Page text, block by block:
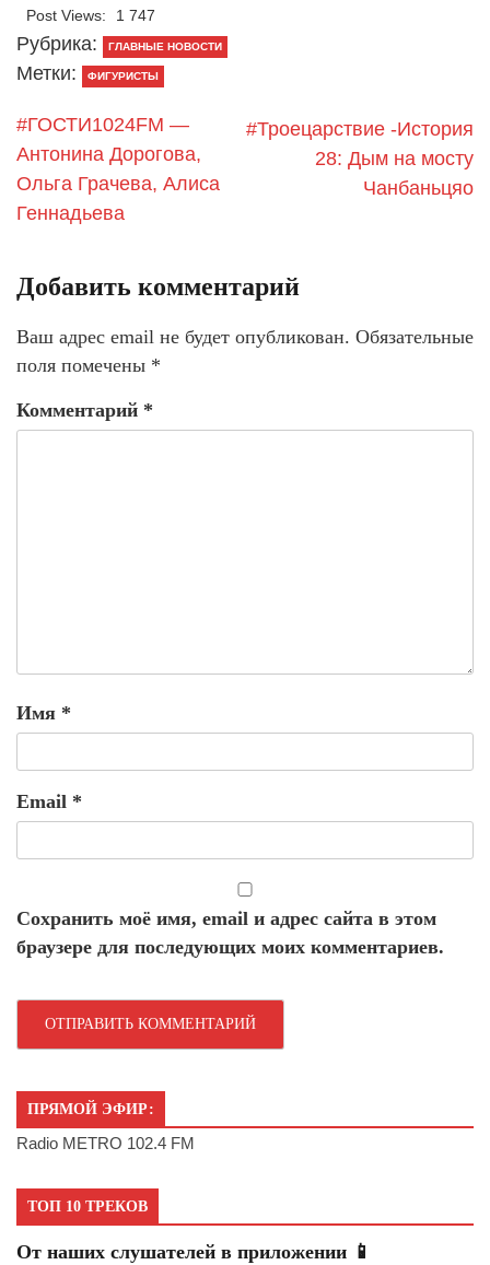
Post Views: 1 747
Рубрика: ГЛАВНЫЕ НОВОСТИ
Метки: ФИГУРИСТЫ
#ГОСТИ1024FM —
Антонина Дорогова,
Ольга Грачева, Алиса
Геннадьева
#Троецарствие -История
28: Дым на мосту
Чанбаньцяо
Добавить комментарий
Ваш адрес email не будет опубликован. Обязательные
поля помечены *
Комментарий *
Имя *
Email *
Сохранить моё имя, email и адрес сайта в этом
браузере для последующих моих комментариев.
ПРЯМОЙ ЭФИР:
Radio METRO 102.4 FM
ТОП 10 ТРЕКОВ
От наших слушателей в приложении 📱